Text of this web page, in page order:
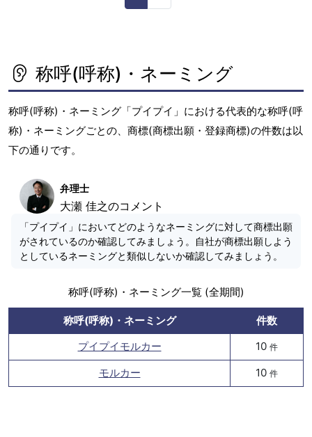
称呼(呼称)・ネーミング
称呼(呼称)・ネーミング「プイプイ」における代表的な称呼(呼
称)・ネーミングごとの、商標(商標出願・登録商標)の件数は以
下の通りです。
弁理士
大瀬 佳之のコメント
「プイプイ」においてどのようなネーミングに対して商標出願
がされているのか確認してみましょう。自社が商標出願しよう
としているネーミングと類似しないか確認してみましょう。
称呼(呼称)・ネーミング一覧 (全期間)
称呼(呼称)・ネーミング
件数
プイプイモルカー
10 件
モルカー 10 件